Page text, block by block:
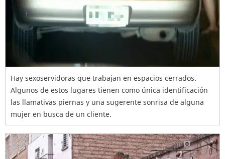
Hay sexoservidoras que trabajan en espacios cerrados.
Algunos de estos lugares tienen como única identificación
las llamativas piernas y una sugerente sonrisa de alguna
mujer en busca de un cliente.